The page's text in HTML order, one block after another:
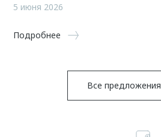
5 июня 2026
Подробнее
Все предложения